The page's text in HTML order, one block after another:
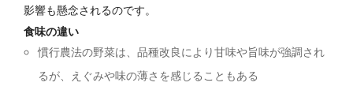
影響も懸念されるのです。
食味の違い
慣行農法の野菜は、品種改良により甘味や旨味が強調され
るが、えぐみや味の薄さを感じることもある